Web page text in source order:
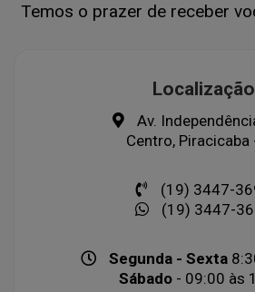
Temos o prazer de receber
Localização
Av.
Centro, Piracicaba
(19) 3447-
(19) 3447-
Segunda - Sexta
Sábado- 09:00 às